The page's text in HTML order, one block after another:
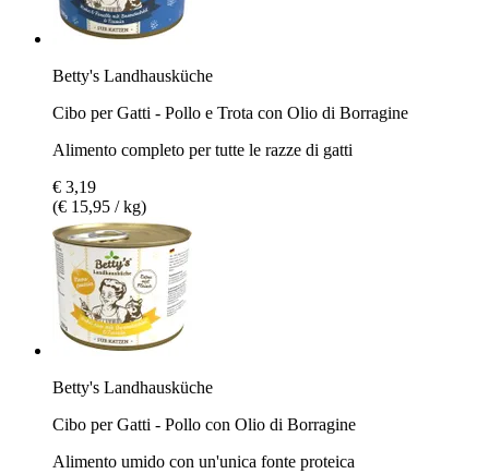
Betty's Landhausküche
Cibo per Gatti - Pollo e Trota con Olio di Borragine
Alimento completo per tutte le razze di gatti
€ 3,19
(€ 15,95 / kg)
Betty's Landhausküche
Cibo per Gatti - Pollo con Olio di Borragine
Alimento umido con un'unica fonte proteica